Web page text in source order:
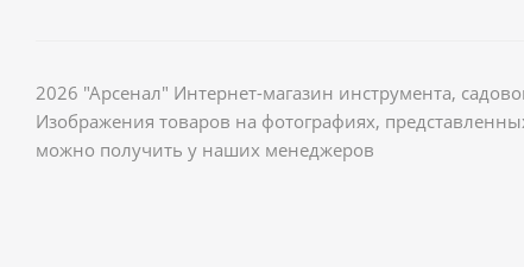
2026 "Арсенал" Интернет-магазин инструмента,
Изображения товаров на фотографиях,
можно получить у наших менеджеров